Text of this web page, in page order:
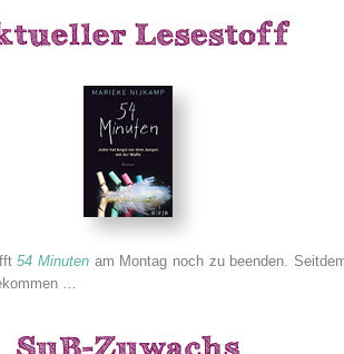
54 Minuten am Montag noch zu beenden.
…